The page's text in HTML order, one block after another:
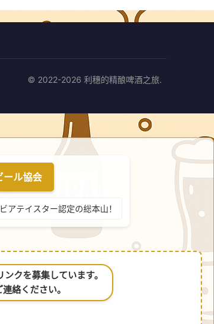
© 2022-2026 利穗的精酿啤酒之旅.
ール協会
アテイスター認定の総本山！
クを募集しています。
絡ください。